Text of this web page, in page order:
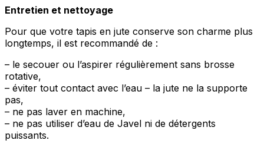
Entretien et nettoyage
Pour que votre tapis en jute conserve son charme plus
longtemps, il est recommandé de :
– le secouer ou l’aspirer régulièrement sans brosse
rotative,
– éviter tout contact avec l’eau – la jute ne la supporte
pas,
– ne pas laver en machine,
– ne pas utiliser d’eau de Javel ni de détergents
puissants.